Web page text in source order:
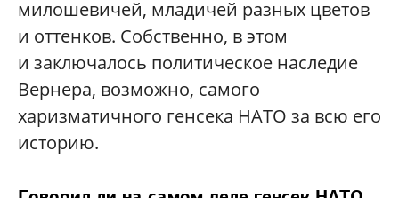
милошевичей, младичей разных цветов
и оттенков. Собственно, в этом
и заключалось политическое наследие
Вернера, возможно, самого
харизматичного генсека НАТО за всю его
историю.